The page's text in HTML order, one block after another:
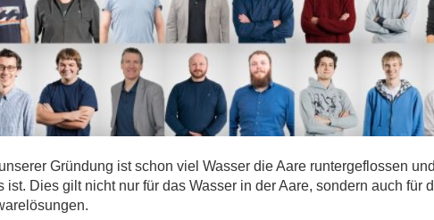
Gründung ist schon viel Wasser die Aare runtergeflossen
ist. Dies gilt nicht nur für das Wasser in der Aare, sondern auch für